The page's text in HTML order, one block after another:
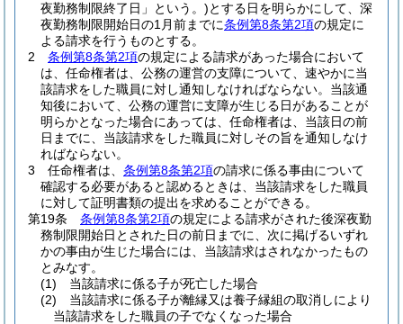
夜勤務制限終了日」という。)とする日を明らかにして、深
夜勤務制限開始日の1月前までに条例第8条第2項の規定に
よる請求を行うものとする。
2
条例第8条第2項の規定による請求があった場合において
は、任命権者は、公務の運営の支障について、速やかに当
該請求をした職員に対し通知しなければならない。 当該通
知後において、公務の運営に支障が生じる日があることが
明らかとなった場合にあっては、任命権者は、当該日の前
日までに、当該請求をした職員に対しその旨を通知しなけ
ればならない。
3
任命権者は、 条例第8条第2項の請求に係る事由について
確認する必要があると認めるときは、当該請求をした職員
に対して証明書類の提出を求めることができる。
第19条
条例第8条第2項の規定による請求がされた後深夜勤
務制限開始日とされた日の前日までに、次に掲げるいずれ
かの事由が生じた場合には、当該請求はされなかったもの
とみなす。
(1)
当該請求に係る子が死亡した場合
(2)
当該請求に係る子が離縁又は養子縁組の取消しにより
当該請求をした職員の子でなくなった場合